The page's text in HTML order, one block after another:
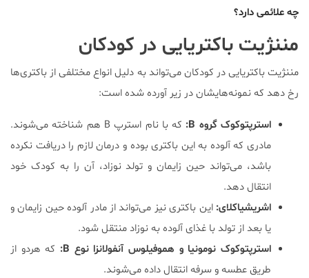
چه علائمی دارد؟
مننژیت باکتریایی در کودکان
مننژیت باکتریایی در کودکان می‌تواند به دلیل انواع مختلفی از باکتری‌ها
رخ دهد که نمونه‌هایشان در زیر آورده شده است:
استرپتوکوک گروه B:
که با نام استرپ B هم شناخته می‌شوند.
مادری که آلوده به این باکتری بوده و درمان لازم را دریافت نکرده
باشد، می‌تواند حین زایمان و تولد نوزاد، آن را به کودک خود
انتقال دهد.
اشریشیاکلای:این باکتری نیز می‌تواند از مادر آلوده حین زایمان و
یا بعد از تولد با غذای آلوده به نوزاد منتقل شود.
استرپتوکوک نومونیا و هموفیلوس آنفولانزا نوع B:
که هردو از
طریق عطسه و سرفه انتقال داده می‌شوند.